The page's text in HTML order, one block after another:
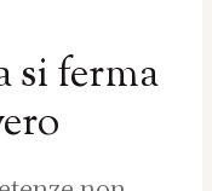
si ferma